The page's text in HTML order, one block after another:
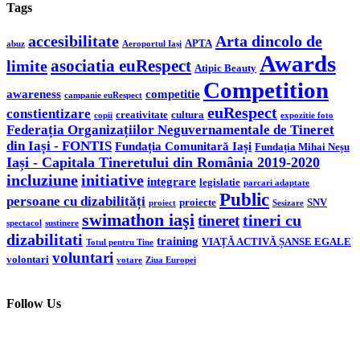
Tags
abuz accesibilitate Aeroportul Iași APTA Arta dincolo de
limiteasociatia euRespect Atipic Beauty Awards
awareness campanie euRespect competitie Competition
constientizare copii creativitate cultura euRespect expozitie foto
Federația Organizațiilor Neguvernamentale de Tineret
din Iași - FONTIS Fundația Comunitară Iași Fundația Mihai Neșu
Iași - Capitala Tineretului din România 2019-2020
incluziuneinitiative integrare legislatie parcari adaptate
persoane cu dizabilități proiect proiecte Public Sesizare SNV
spectacol sustinere swimathon iaşitinerettineri cu
dizabilitati Totul pentru Tine training VIAȚĂ ACTIVĂ ȘANSE EGALE
volontari voluntari votare Ziua Europei
Follow Us